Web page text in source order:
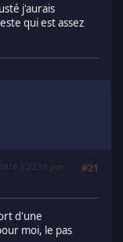
j'aurais
qui est assez
#21
d'une
moi, le pas